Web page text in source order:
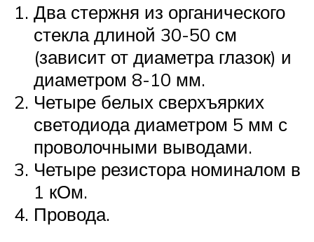
Два стержня из органического
стекла длиной 30-50 см
(зависит от диаметра глазок) и
диаметром 8-10 мм.
Четыре белых сверхъярких
светодиода диаметром 5 мм с
проволочными выводами.
Четыре резистора номиналом в
1 кОм.
Провода.